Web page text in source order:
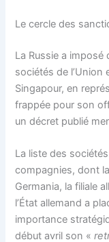
Le cercle des
La Russie a
sociétés de
Singapour, en
frappée pour son
un décret publié
La liste des
compagnies, dont
Germania, la filiale
l’État allemand a
importance
début avril son «